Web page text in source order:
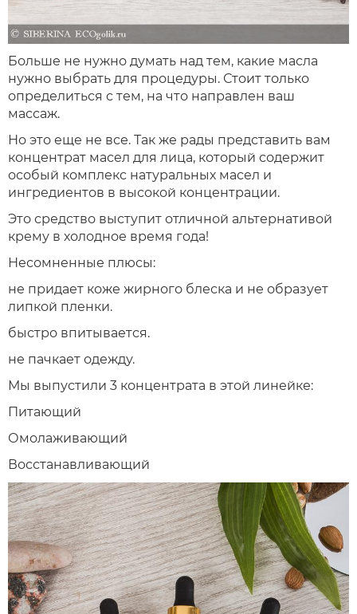
Больше не нужно думать над тем, какие масла
нужно выбрать для процедуры. Стоит только
определиться с тем, на что направлен ваш
массаж.
Но это еще не все. Так же рады представить вам
концентрат масел для лица, который содержит
особый комплекс натуральных масел и
ингредиентов в высокой концентрации.
Это средство выступит отличной альтернативой
крему в холодное время года!
Несомненные плюсы:
не придает коже жирного блеска и не образует
липкой пленки.
быстро впитывается.
не пачкает одежду.
Мы выпустили 3 концентрата в этой линейке:
Питающий
Омолаживающий
Восстанавливающий